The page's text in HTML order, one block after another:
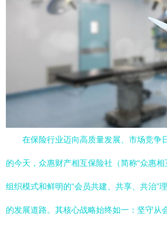
在保险行业迈向高质量发展、市场竞争
的今天，众惠财产相互保险社（简称“众惠相
组织模式和鲜明的“会员共建、共享、共治”
的发展道路。其核心战略始终如一：坚守从